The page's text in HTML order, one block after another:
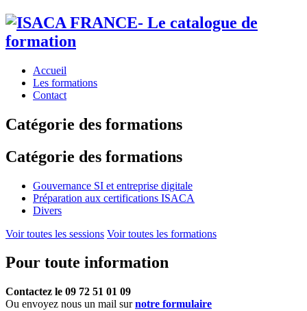
Accueil
Les formations
Contact
Catégorie des formations
Catégorie des formations
Gouvernance SI et entreprise digitale
Préparation aux certifications ISACA
Divers
Voir toutes les sessions Voir toutes les formations
Pour toute information
Contactez le 09 72 51 01 09
Ou envoyez nous un mail surnotre formulaire